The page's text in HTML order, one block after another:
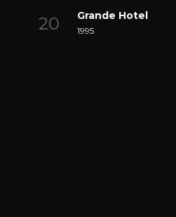
Grande Hotel
1995